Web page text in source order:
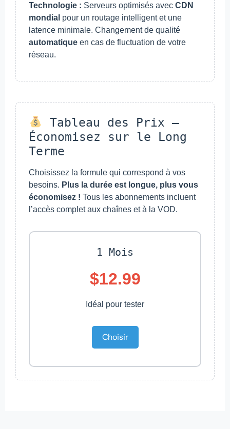
Technologie : Serveurs optimisés avec CDN
mondial pour un routage intelligent et une
latence minimale. Changement de qualité
automatique en cas de fluctuation de votre
réseau.
Tableau des Prix –
Économisez sur le Long
Terme
Choisissez la formule qui correspond à vos
besoins. Plus la durée est longue, plus vous
économisez ! Tous les abonnements incluent
l’accès complet aux chaînes et à la VOD.
1 Mois
$12.99
Idéal pour tester
Choisir